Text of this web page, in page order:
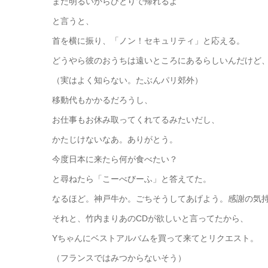
と言うと、
首を横に振り、「ノン！セキュリティ」と応える。
どうやら彼のおうちは遠いところにあるらしいんだけど、
（実はよく知らない。たぶんパリ郊外）
移動代もかかるだろうし、
お仕事もお休み取ってくれてるみたいだし、
かたじけないなあ。ありがとう。
今度日本に来たら何が食べたい？
と尋ねたら「こーべびーふ」と答えてた。
なるほど。神戸牛か。ごちそうしてあげよう。感謝の気
それと、竹内まりあのCDが欲しいと言ってたから、
Yちゃんにベストアルバムを買って来てとリクエスト。
（フランスではみつからないそう）